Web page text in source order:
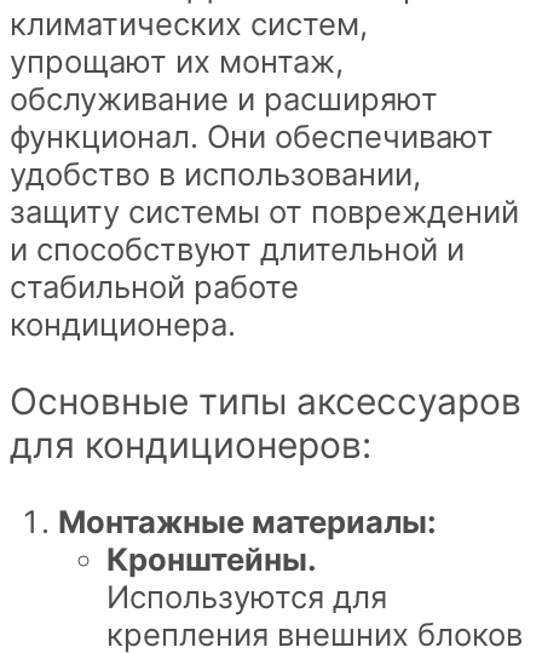
климатических систем,
упрощают их монтаж,
обслуживание и расширяют
функционал. Они обеспечивают
удобство в использовании,
защиту системы от повреждений
и способствуют длительной и
стабильной работе
кондиционера.
Основные типы аксессуаров
для кондиционеров:
Монтажные материалы:
Кронштейны.
Используются для
крепления внешних блоков